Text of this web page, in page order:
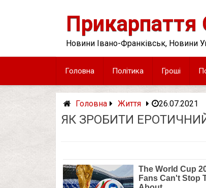
Прикарпаття
Новини Івано-Франківськ, Новини
Головна Політика Гроші
Головна Життя 26.07.2021
ЯК ЗРОБИТИ